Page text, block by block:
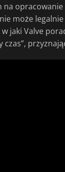
na
nie może
jaki Valve
czas”,